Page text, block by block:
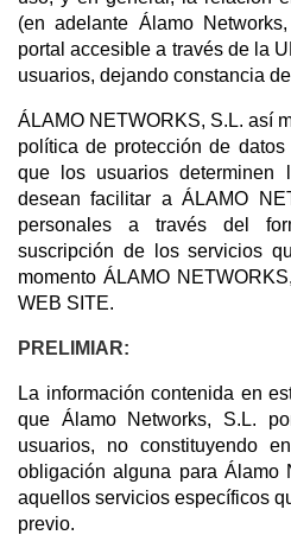
(en adelante Álamo
portal accesible a través de la
usuarios, dejando constancia
ÁLAMO NETWORKS, S.L. así
política de protección de
que los usuarios determinen
desean facilitar a ÁLAMO
personales a través del
suscripción de los servicios
momento ÁLAMO
WEB SITE.
PRELIMIAR:
La información contenida en
que Álamo Networks, S.L.
usuarios, no constituyendo
obligación alguna para Álamo
aquellos servicios específicos
previo.